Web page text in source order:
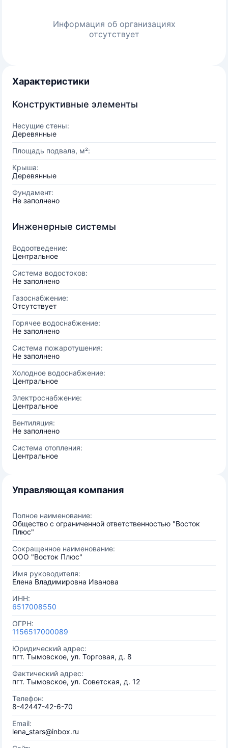
Информация об организациях
отсутствует
Характеристики
Конструктивные элементы
Несущие стены:
Деревянные
Площадь подвала, м²:
Крыша:
Деревянные
Фундамент:
Не заполнено
Инженерные системы
Водоотведение:
Центральное
Система водостоков:
Не заполнено
Газоснабжение:
Отсутствует
Горячее водоснабжение:
Не заполнено
Система пожаротушения:
Не заполнено
Холодное водоснабжение:
Центральное
Электроснабжение:
Центральное
Вентиляция:
Не заполнено
Система отопления:
Центральное
Управляющая компания
Полное наименование:
Общество с ограниченной ответственностью "Восток
Плюс"
Сокращенное наименование:
OOO "Восток Плюс"
Имя руководителя:
Елена Владимировна Иванова
ИНН:
6517008550
ОГРН:
1156517000089
Юридический адрес:
пгт. Тымовское, ул. Торговая, д. 8
Фактический адрес:
пгт. Тымовское, ул. Советская, д. 12
Телефон:
8-42447-42-6-70
Email:
lena_stars@inbox.ru